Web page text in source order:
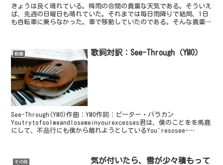
きょうは良く晴れている。梅雨の合間の貴重な天気である。そういえ
ば、先週の日曜日も晴れていた。それまでは毎日雨降りで結局、1日
も自転車に乗らなかった。車で移動していたのである。そんな貴重な
動画 歌詞対訳：See-Through（YMO）
See-Through(YMO)作曲：YMO作詞：ピーター・バラカン
Youtrytofoolmeandlosemeinyourexcesses君は、僕のことをを馬鹿
にして、不品行にも僕から離れようとしているYou'resosee-
その他
気が付いたら、雪が少々積もって